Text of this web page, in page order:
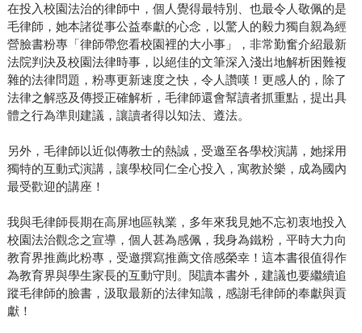
在投入校園法治的律師中，個人覺得最特別、也最令人敬佩的是
毛律師，她本諸從事公益奉獻的心念，以驚人的毅力獨自親為經
營臉書粉專「律師帶您看校園裡的大小事」，非常勤奮介紹最新
法院判決及校園法律時事，以絕佳的文筆深入淺出地解析困難複
雜的法律問題，粉專更新速度之快，令人讚嘆！更感人的，除了
法律之解惑及傳授正確解析，毛律師還會幫讀者抓重點，提出具
體之行為準則建議，讓讀者得以知法、遵法。
另外，毛律師以近似傳教士的熱誠，受邀至各學校演講，她採用
獨特的互動式演講，讓學校同仁全心投入，寓教於樂，成為國內
最受歡迎的講座！
我與毛律師長期在高屏地區執業，多年來我見她不忘初衷地投入
校園法治觀念之宣導，個人甚為感佩，我身為鐵粉，平時大力向
教育界推薦此粉專，受邀撰寫推薦文倍感榮幸！這本書很值得作
為教育界與學生家長的互動守則。閱讀本書外，建議也要繼續追
蹤毛律師的臉書，汲取最新的法律知識，感謝毛律師的奉獻與貢
獻！